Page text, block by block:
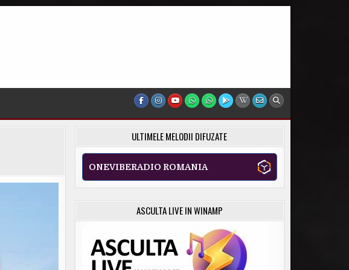
ULTIMELE MELODII DIFUZATE
ONEVIBERADIO ROMANIA
ASCULTA LIVE IN WINAMP